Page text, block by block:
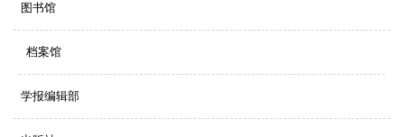
图书馆
档案馆
学报编辑部